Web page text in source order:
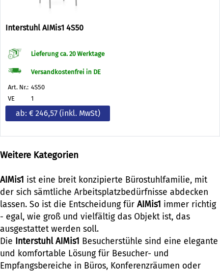
Interstuhl AIMis1 4S50
Lieferung ca. 20 Werktage
Versandkostenfrei in DE
Art. Nr.: 4S50
VE
1
ab: € 246,57 (inkl. MwSt)
Weitere Kategorien
AIMis1 ist eine breit konzipierte Bürostuhlfamilie, mit
der sich sämtliche Arbeitsplatzbedürfnisse abdecken
lassen. So ist die Entscheidung für AIMis1 immer richtig
- egal, wie groß und vielfältig das Objekt ist, das
ausgestattet werden soll.
Die Interstuhl AIMis1 Besucherstühle sind eine elegante
und komfortable Lösung für Besucher- und
Empfangsbereiche in Büros, Konferenzräumen oder